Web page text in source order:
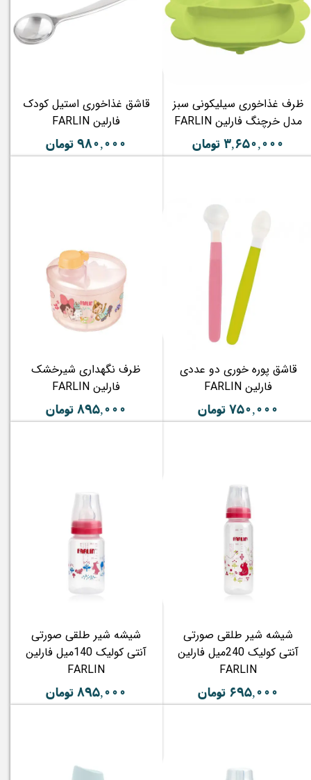
ظرف غذاخوری سیلیکونی سبز
مدل خرچنگ فارلین FARLIN
۳,۶۵۰,۰۰۰ تومان
قاشق غذاخوری استیل کودک
فارلین FARLIN
۹۸۰,۰۰۰ تومان
قاشق پوره خوری دو عددی
فارلین FARLIN
۷۵۰,۰۰۰ تومان
ظرف نگهداری شیرخشک
فارلین FARLIN
۸۹۵,۰۰۰ تومان
شیشه شیر طلقی صورتی
آنتی کولیک 240میل فارلین
FARLIN
۶۹۵,۰۰۰ تومان
شیشه شیر طلقی صورتی
آنتی کولیک 140میل فارلین
FARLIN
۸۹۵,۰۰۰ تومان